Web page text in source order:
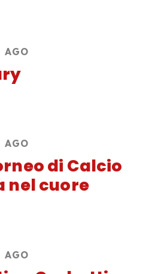
AGO
AGO
di Calcio
nel cuore
AGO